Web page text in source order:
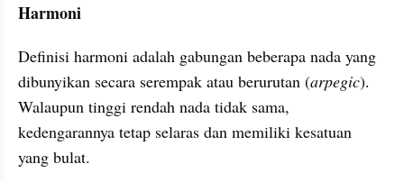
Harmoni
Definisi harmoni adalah gabungan beberapa nada yang
dibunyikan secara serempak atau berurutan (arpegic).
Walaupun tinggi rendah nada tidak sama,
kedengarannya tetap selaras dan memiliki kesatuan
yang bulat.